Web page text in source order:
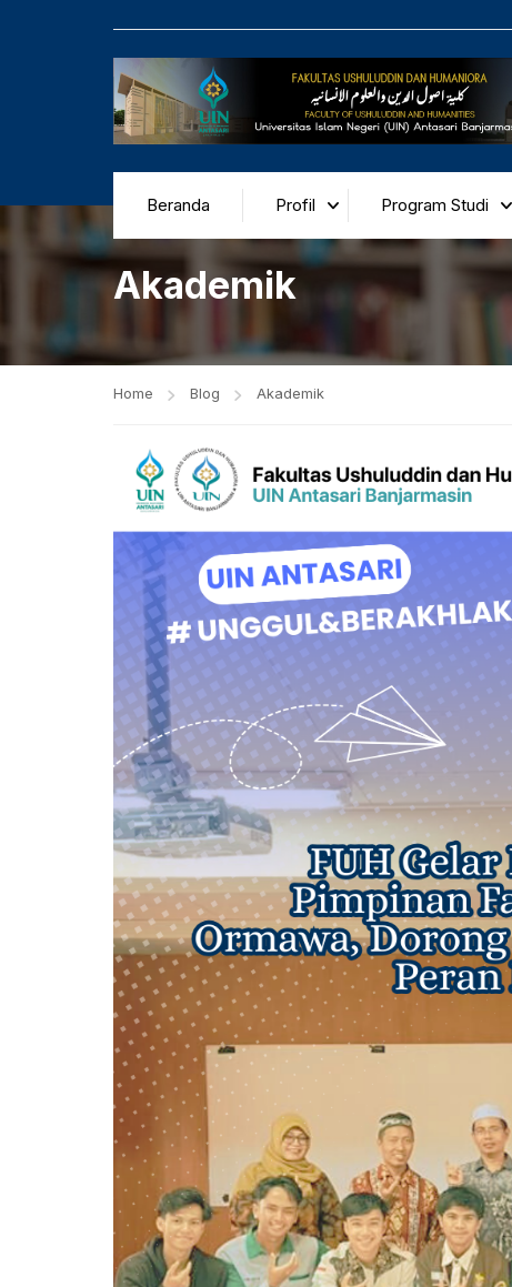
Beranda Profil Program Studi
Akademik
Home Blog Akademik